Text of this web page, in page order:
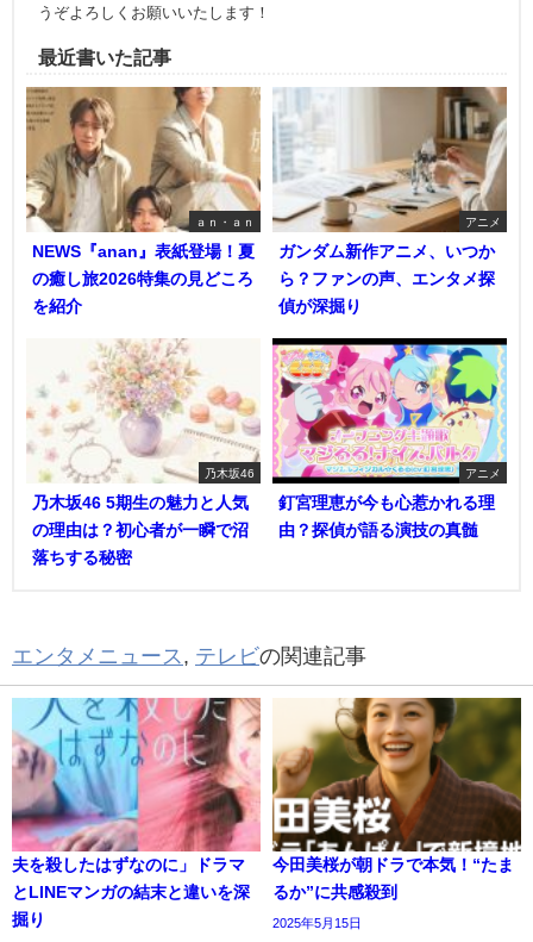
うぞよろしくお願いいたします！
最近書いた記事
ａｎ・ａｎ
NEWS『anan』表紙登場！夏
の癒し旅2026特集の見どころ
を紹介
アニメ
ガンダム新作アニメ、いつか
ら？ファンの声、エンタメ探
偵が深掘り
乃木坂46
乃木坂46 5期生の魅力と人気
の理由は？初心者が一瞬で沼
落ちする秘密
アニメ
釘宮理恵が今も心惹かれる理
由？探偵が語る演技の真髄
エンタメニュース , テレビの関連記事
夫を殺したはずなのに」ドラマ
とLINEマンガの結末と違いを深
掘り
今田美桜が朝ドラで本気！“たま
るか”に共感殺到
2025年5月15日